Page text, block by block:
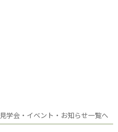
見学会・イベント・お知らせ一覧へ